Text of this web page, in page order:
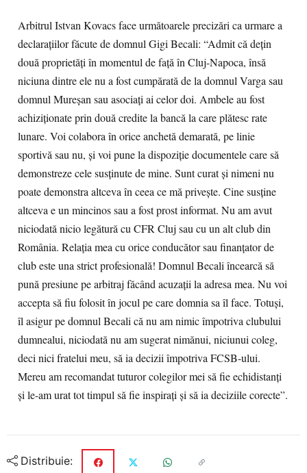
Arbitrul Istvan Kovacs face următoarele precizări ca urmare a
declarațiilor făcute de domnul Gigi Becali: “Admit că dețin
două proprietăți în momentul de față în Cluj-Napoca, însă
niciuna dintre ele nu a fost cumpărată de la domnul Varga sau
domnul Mureșan sau asociați ai celor doi. Ambele au fost
achiziționate prin două credite la bancă la care plătesc rate
lunare. Voi colabora în orice anchetă demarată, pe linie
sportivă sau nu, și voi pune la dispoziție documentele care să
demonstreze cele susținute de mine. Sunt curat și nimeni nu
poate demonstra altceva în ceea ce mă privește. Cine susține
altceva e un mincinos sau a fost prost informat. Nu am avut
niciodată nicio legătură cu CFR Cluj sau cu un alt club din
România. Relația mea cu orice conducător sau finanțator de
club este una strict profesională! Domnul Becali încearcă să
pună presiune pe arbitraj făcând acuzații la adresa mea. Nu voi
accepta să fiu folosit în jocul pe care domnia sa îl face. Totuși,
îl asigur pe domnul Becali că nu am nimic împotriva clubului
dumnealui, niciodată nu am sugerat nimănui, niciunui coleg,
deci nici fratelui meu, să ia decizii împotriva FCSB-ului.
Mereu am recomandat tuturor colegilor mei să fie echidistanți
și le-am urat tot timpul să fie inspirați și să ia deciziile corecte”.
Distribuie: